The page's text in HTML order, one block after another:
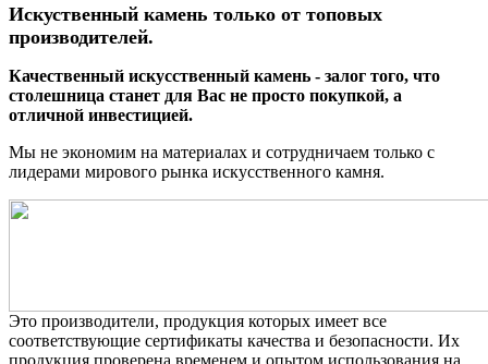
Искуственный камень только от топовых
производителей.
Качественный искусственный камень - залог того, что
столешница станет для Вас не просто покупкой, а
отличной инвестицией.
Мы не экономим на материалах и сотрудничаем только с
лидерами мирового рынка искусственного камня.
Это производители, продукция которых имеет все
соответствующие сертификаты качества и безопасности. Их
продукция проверена временем и опытом использования на